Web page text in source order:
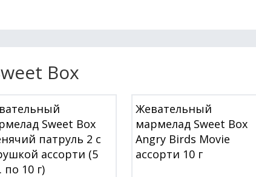
Box
Sweet Box
патруль 2 с
ассорти (5
по 10 г)
Жевательный
мармелад Sweet Box
Angry Birds Movie
ассорти 10 г